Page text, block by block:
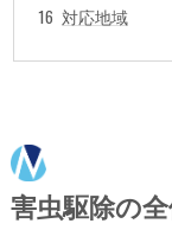
対応地域
害虫駆除の